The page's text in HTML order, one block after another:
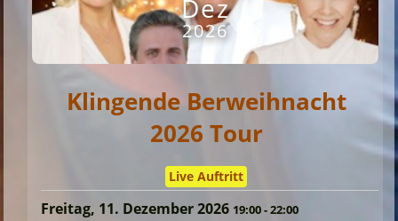
Dez
2026
Klingende Berweihnacht
2026 Tour
Live Auftritt
Freitag, 11. Dezember 2026 19:00-22:00